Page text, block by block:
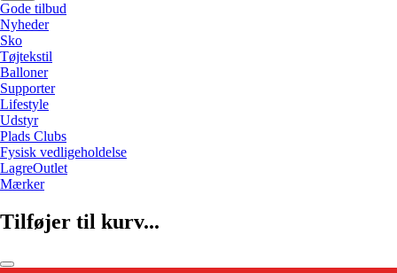
Gode tilbud
Nyheder
Sko
Tøjtekstil
Balloner
Supporter
Lifestyle
Udstyr
Plads Clubs
Fysisk vedligeholdelse
LagreOutlet
Mærker
Tilføjer til kurv...